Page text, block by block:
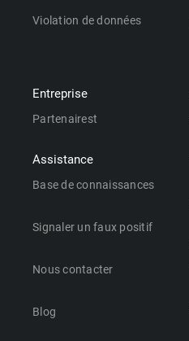
Violation de données
Entreprise
Partenairest
Assistance
Base de connaissances
Signaler un faux positif
Nous contacter
Blog